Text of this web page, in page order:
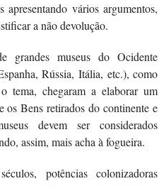
apresentando vários argumentos,
a não devolução.
grandes museus do Ocidente
Rússia, Itália, etc.), como
tema, chegaram a elaborar um
os Bens retirados do continente e
devem ser considerados
assim, mais acha à fogueira.
potências colonizadoras